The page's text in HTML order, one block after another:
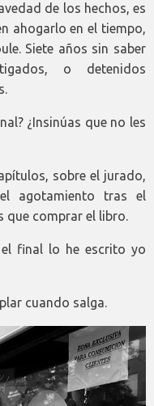
de los hechos, es
ahogarlo en el tiempo,
Siete años sin saber
o detenidos
¿Insinúas que no les
sobre el jurado,
agotamiento tras el
que comprar el libro.
el final lo he escrito yo
cuando salga.